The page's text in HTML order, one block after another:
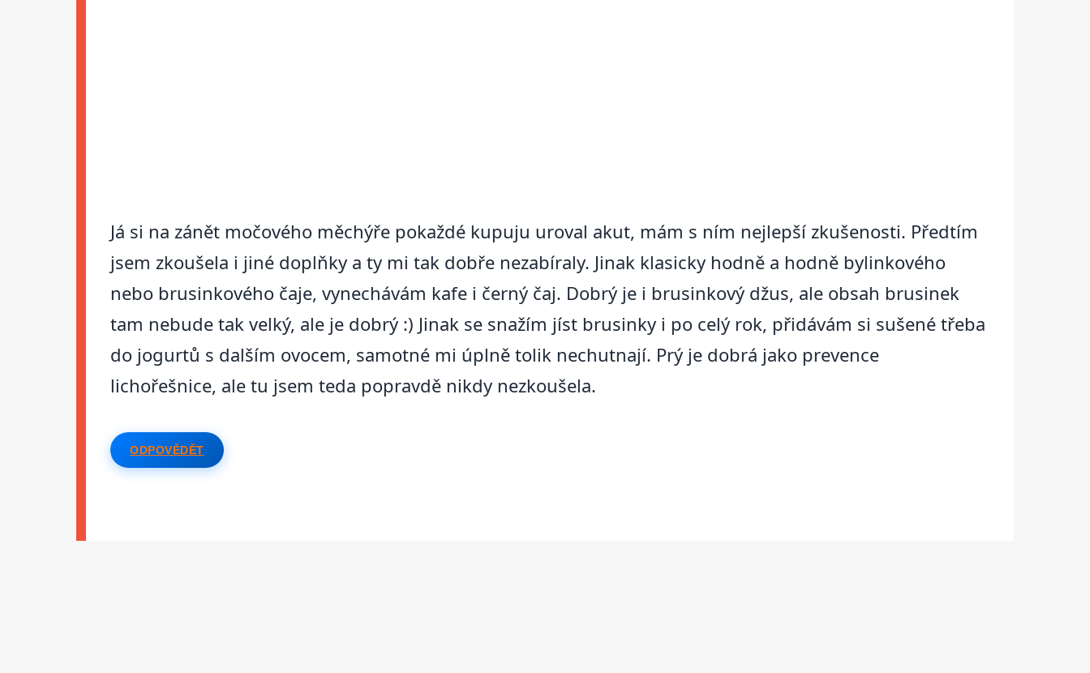
Já si na zánět močového měchýře pokaždé kupuju uroval akut, mám s ním nejlepší zkušenosti. Předtím
jsem zkoušela i jiné doplňky a ty mi tak dobře nezabíraly. Jinak klasicky hodně a hodně bylinkového
nebo brusinkového čaje, vynechávám kafe i černý čaj. Dobrý je i brusinkový džus, ale obsah brusinek
tam nebude tak velký, ale je dobrý :) Jinak se snažím jíst brusinky i po celý rok, přidávám si sušené třeba
do jogurtů s dalším ovocem, samotné mi úplně tolik nechutnají. Prý je dobrá jako prevence
lichořešnice, ale tu jsem teda popravdě nikdy nezkoušela.
ODPOVĚDĚT